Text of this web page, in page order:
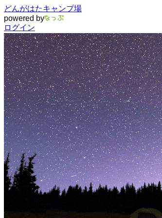
どんがはたキャンプ場
powered by
ログイン